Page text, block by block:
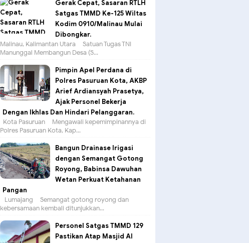
Gerak Cepat, Sasaran RTLH
Satgas TMMD Ke-125 Wiltas
Kodim 0910/Malinau Mulai
Dibongkar.
Malinau, Kalimantan Utara – Satuan Tugas TNI
Manunggal Membangun Desa (S...
Pimpin Apel Perdana di
Polres Pasuruan Kota, AKBP
Arief Ardiansyah Prasetya,
Ajak Personel Bekerja
Dengan Ikhlas Dan Hindari Pelanggaran.
Kota Pasuruan – Mengawali kepemimpinannya di
Polres Pasuruan Kota, Kap...
Bangun Drainase Irigasi
dengan Semangat Gotong
Royong, Babinsa Dawuhan
Wetan Perkuat Ketahanan
Pangan
Lumajang – Semangat gotong royong dan
kebersamaan kembali ditunjukkan...
Personel Satgas TMMD 129
Pastikan Atap Masjid Al